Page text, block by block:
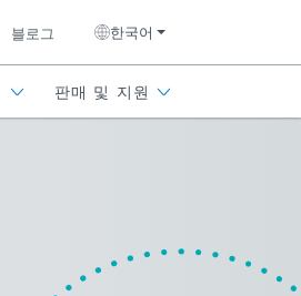
블로그 한국어
판매 및 지원